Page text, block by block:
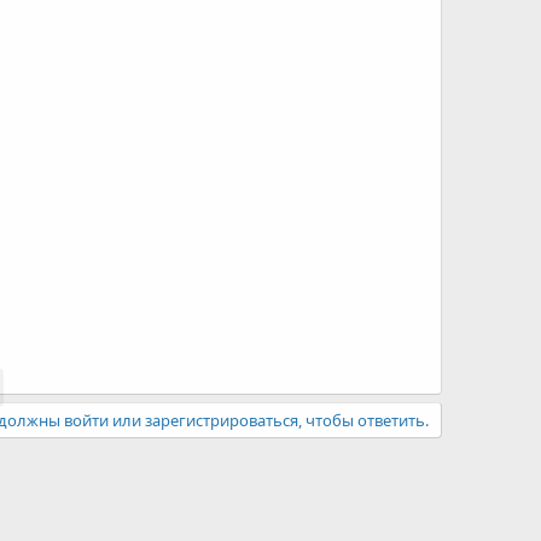
войти или зарегистрироваться, чтобы ответить.